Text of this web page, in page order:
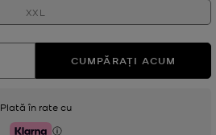
XXL
CUMPĂRAȚI ACUM
Plată în rate cu